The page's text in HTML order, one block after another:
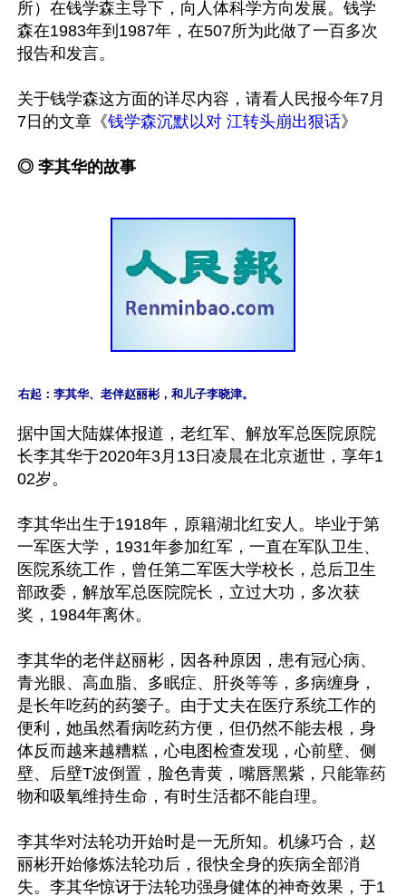
所）在钱学森主导下，向人体科学方向发展。钱学
森在1983年到1987年，在507所为此做了一百多次
报告和发言。
关于钱学森这方面的详尽内容，请看人民报今年7月
7日的文章《钱学森沉默以对 江转头崩出狠话》
◎ 李其华的故事
右起：李其华、老伴赵丽彬，和儿子李晓津。
据中国大陆媒体报道，老红军、解放军总医院原院
长李其华于2020年3月13日凌晨在北京逝世，享年1
02岁。
李其华出生于1918年，原籍湖北红安人。毕业于第
一军医大学，1931年参加红军，一直在军队卫生、
医院系统工作，曾任第二军医大学校长，总后卫生
部政委，解放军总医院院长，立过大功，多次获
奖，1984年离休。
李其华的老伴赵丽彬，因各种原因，患有冠心病、
青光眼、高血脂、多眠症、肝炎等等，多病缠身，
是长年吃药的药篓子。由于丈夫在医疗系统工作的
便利，她虽然看病吃药方便，但仍然不能去根，身
体反而越来越糟糕，心电图检查发现，心前壁、侧
壁、后壁T波倒置，脸色青黄，嘴唇黑紫，只能靠药
物和吸氧维持生命，有时生活都不能自理。
李其华对法轮功开始时是一无所知。机缘巧合，赵
丽彬开始修炼法轮功后，很快全身的疾病全部消
失。李其华惊讶于法轮功强身健体的神奇效果，于1